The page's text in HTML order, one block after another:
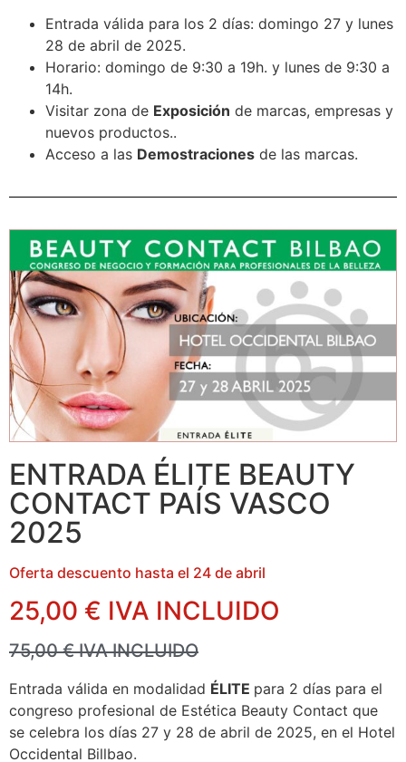
Entrada válida para los 2 días: domingo 27 y lunes
28 de abril de 2025.
Horario: domingo de 9:30 a 19h. y lunes de 9:30 a
14h.
Visitar zona de Exposición de marcas, empresas y
nuevos productos..
Acceso a las Demostraciones de las marcas.
ENTRADA ÉLITE BEAUTY
CONTACT PAÍS VASCO
2025
Oferta descuento hasta el 24 de abril
25,00 € IVA INCLUIDO
75,00 € IVA INCLUIDO
Entrada válida en modalidad ÉLITE para 2 días para el
congreso profesional de Estética Beauty Contact que
se celebra los días 27 y 28 de abril de 2025, en el Hotel
Occidental Billbao.